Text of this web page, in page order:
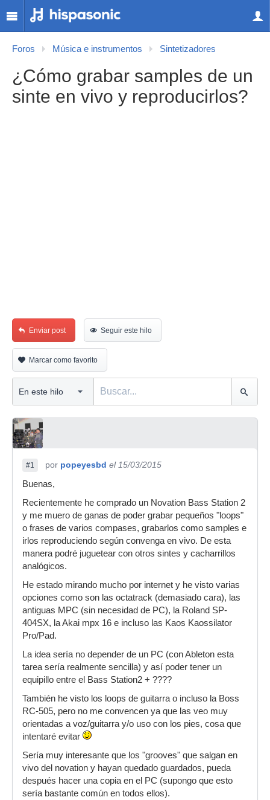
Foros Música e instrumentos Sintetizadores
¿Cómo grabar samples de un
sinte en vivo y reproducirlos?
Enviar post Seguir este hilo
Marcar como favorito
#1 por popeyesbd el 15/03/2015
Buenas,
Recientemente he comprado un Novation Bass Station 2
y me muero de ganas de poder grabar pequeños "loops"
o frases de varios compases, grabarlos como samples e
irlos reproduciendo según convenga en vivo. De esta
manera podré juguetear con otros sintes y cacharrillos
analógicos.
He estado mirando mucho por internet y he visto varias
opciones como son las octatrack (demasiado cara), las
antiguas MPC (sin necesidad de PC), la Roland SP-
404SX, la Akai mpx 16 e incluso las Kaos Kaossilator
Pro/Pad.
La idea sería no depender de un PC (con Ableton esta
tarea sería realmente sencilla) y así poder tener un
equipillo entre el Bass Station2 + ????
También he visto los loops de guitarra o incluso la Boss
RC-505, pero no me convencen ya que las veo muy
orientadas a voz/guitarra y/o uso con los pies, cosa que
intentaré evitar
Sería muy interesante que los "grooves" que salgan en
vivo del novation y hayan quedado guardados, pueda
después hacer una copia en el PC (supongo que esto
sería bastante común en todos ellos).